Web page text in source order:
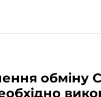
обміну